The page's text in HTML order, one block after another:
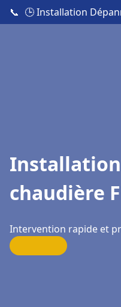
📞 🕒 Installation
chaudière
Intervention rapide et